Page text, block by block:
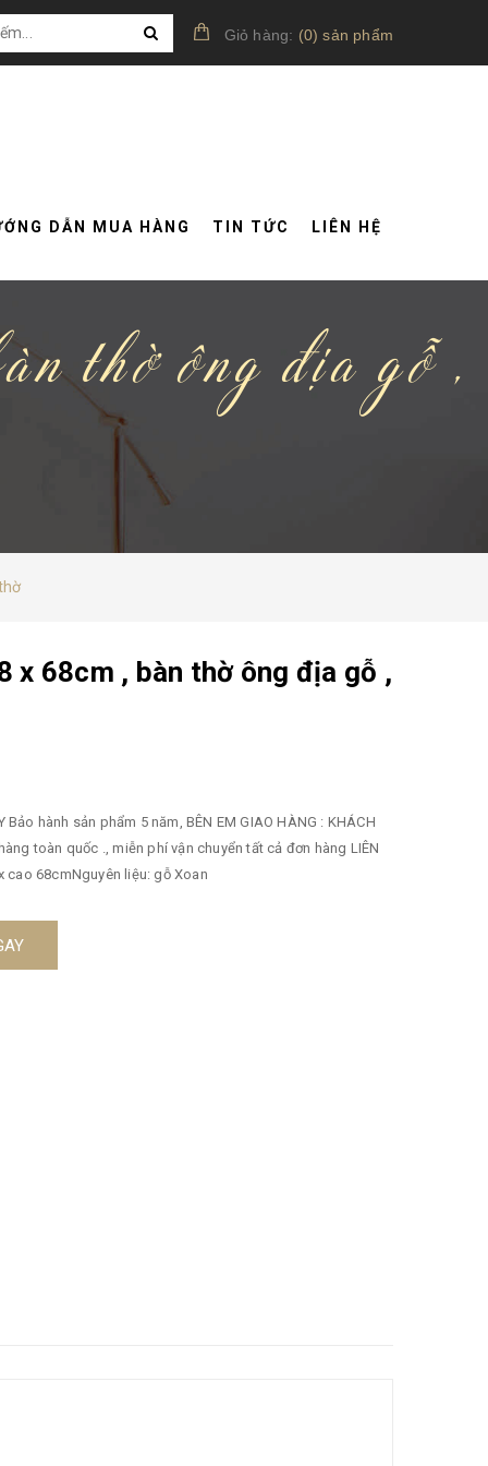
Giỏ hàng: (0)sản phẩm
DẪN MUA HÀNG TIN TỨC LIÊN HỆ
thờ ông địa gỗ ,
x 68cm , bàn thờ ông địa gỗ ,
48cm x cao 68cmNguyên liệu: gỗ Xoan